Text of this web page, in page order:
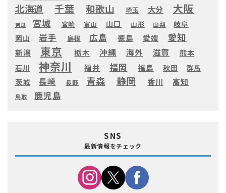
北海道 千葉 和歌山 埼玉 大分 大阪
奈良 宮城 宮崎 富山 山口 山形 山梨
岐阜
岡山
岩手 島根 広島 徳島 愛媛 愛知
新潟 東京 栃木 沖縄 海外 滋賀
熊本
石川
神奈川 福井 福岡 福島 秋田 群馬
茨城 長崎 長野 青森 静岡 香川 高知
鳥取 鹿児島
SNS
最新情報をチェック